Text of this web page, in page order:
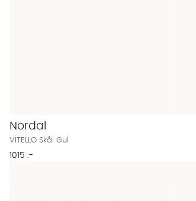
Nordal
VITELLO Skål Gul
1015 :-